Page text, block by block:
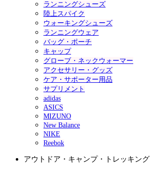
ランニングシューズ
陸上スパイク
ウォーキングシューズ
ランニングウェア
バッグ・ポーチ
キャップ
グローブ・ネックウォーマー
アクセサリー・グッズ
ケア・サポーター用品
サプリメント
adidas
ASICS
MIZUNO
New Balance
NIKE
Reebok
アウトドア・キャンプ・トレッキング